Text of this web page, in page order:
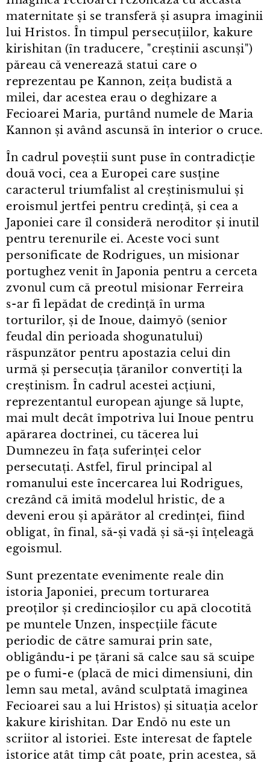
maternitate și se transferă și asupra imaginii
lui Hristos. În timpul persecuțiilor, kakure
kirishitan (în traducere, "creștinii ascunși")
păreau că venerează statui care o
reprezentau pe Kannon, zeița budistă a
milei, dar acestea erau o deghizare a
Fecioarei Maria, purtând numele de Maria
Kannon și având ascunsă în interior o cruce.
În cadrul poveștii sunt puse în contradicție
două voci, cea a Europei care susține
caracterul triumfalist al creștinismului și
eroismul jertfei pentru credință, și cea a
Japoniei care îl consideră neroditor și inutil
pentru terenurile ei. Aceste voci sunt
personificate de Rodrigues, un misionar
portughez venit în Japonia pentru a cerceta
zvonul cum că preotul misionar Ferreira
s⁠-⁠ar fi lepădat de credință în urma
torturilor, și de Inoue, daimyō (senior
feudal din perioada shogunatului)
răspunzător pentru apostazia celui din
urmă și persecuția țăranilor convertiți la
creștinism. În cadrul acestei acțiuni,
reprezentantul european ajunge să lupte,
mai mult decât împotriva lui Inoue pentru
apărarea doctrinei, cu tăcerea lui
Dumnezeu în fața suferinței celor
persecutați. Astfel, firul principal al
romanului este încercarea lui Rodrigues,
crezând că imită modelul hristic, de a
deveni erou și apărător al credinței, fiind
obligat, în final, să-și vadă și să-și înțeleagă
egoismul.
Sunt prezentate evenimente reale din
istoria Japoniei, precum torturarea
preoților și credincioșilor cu apă clocotită
pe muntele Unzen, inspecțiile făcute
periodic de către samurai prin sate,
obligându⁠-⁠i pe țărani să calce sau să scuipe
pe o fumi⁠-⁠e (placă de mici dimensiuni, din
lemn sau metal, având sculptată imaginea
Fecioarei sau a lui Hristos) și situația acelor
kakure kirishitan. Dar Endō nu este un
scriitor al istoriei. Este interesat de faptele
istorice atât timp cât poate, prin acestea, să